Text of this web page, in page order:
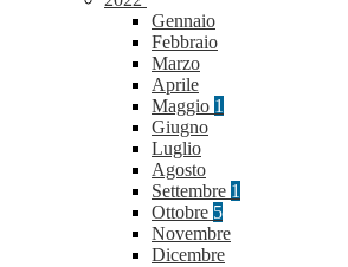
Gennaio
Febbraio
Marzo
Aprile
Maggio 1
Giugno
Luglio
Agosto
Settembre 1
Ottobre 5
Novembre
Dicembre